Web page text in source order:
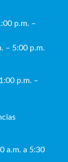
p.m. –
– 5:00 p.m.
p.m. –
a.m. a 5:30